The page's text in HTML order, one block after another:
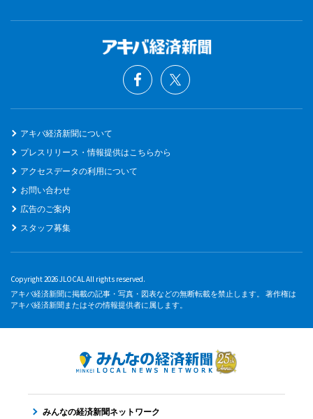
アキバ経済新聞について
プレスリリース・情報提供はこちらから
アクセスデータの利用について
お問い合わせ
広告のご案内
スタッフ募集
Copyright 2026 JLOCAL All rights reserved.
アキバ経済新聞に掲載の記事・写真・図表などの無断転載を禁止します。 著作権は
アキバ経済新聞またはその情報提供者に属します。
みんなの経済新聞ネットワーク